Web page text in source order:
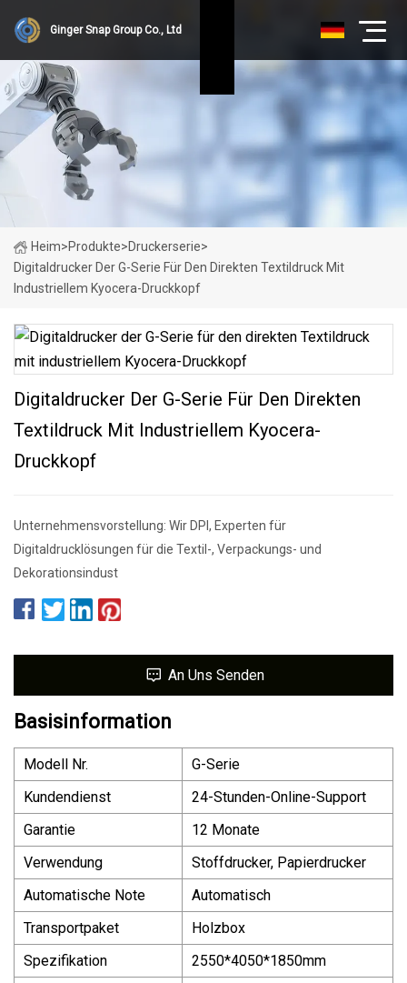
Ginger Snap Group Co., Ltd
Heim>Produkte>Druckerserie>
Digitaldrucker Der G-Serie Für Den Direkten Textildruck Mit
Industriellem Kyocera-Druckkopf
Digitaldrucker Der G-Serie Für Den Direkten
Textildruck Mit Industriellem Kyocera-
Druckkopf
Unternehmensvorstellung: Wir DPI, Experten für
Digitaldrucklösungen für die Textil-, Verpackungs- und
Dekorationsindust
An Uns Senden
Basisinformation
Modell Nr.
G-Serie
Kundendienst
24-Stunden-Online-Support
Garantie
12 Monate
Verwendung
Stoffdrucker, Papierdrucker
Automatische Note
Automatisch
Transportpaket
Holzbox
Spezifikation
2550*4050*1850mm